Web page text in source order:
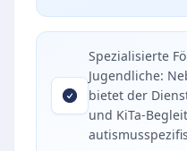
Spezialisierte
Jugendliche:
bietet der
und KiTa-